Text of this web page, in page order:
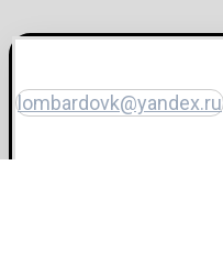
lombardovk@yandex.ru